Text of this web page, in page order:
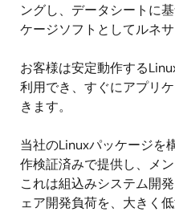
ングし、データシートに
ケージソフトとしてルネ
お客様は安定動作する
利用でき、すぐにアプリ
きます。
当社のLinuxパッケージを
作検証済みで提供し、メ
これは組込みシステム開
ェア開発負荷を、大きく低